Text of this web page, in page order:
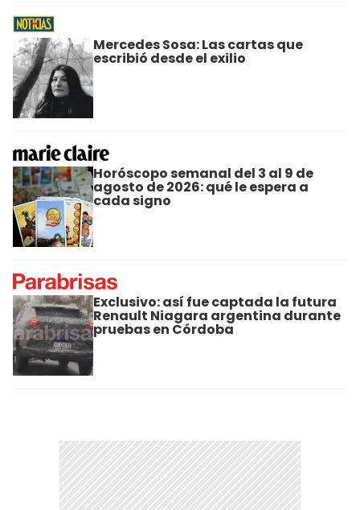
Mercedes Sosa: Las cartas que
escribió desde el exilio
Horóscopo semanal del 3 al 9 de
agosto de 2026: qué le espera a
cada signo
Exclusivo: así fue captada la futura
Renault Niagara argentina durante
pruebas en Córdoba